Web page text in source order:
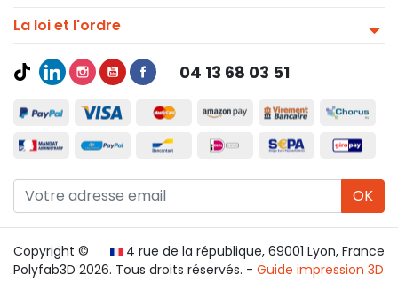
La loi et l'ordre
04 13 68 03 51
OK
4 rue de la république, 69001 Lyon, France
Copyright ©
Polyfab3D 2026. Tous droits réservés. - Guide impression 3D